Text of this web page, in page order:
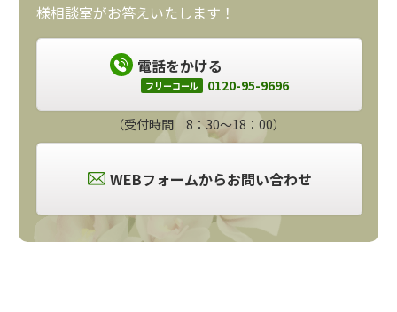
様相談室がお答えいたします！
電話をかける
フリーコール 0120-95-9696
（受付時間 8：30～18：00）
WEBフォームからお問い合わせ